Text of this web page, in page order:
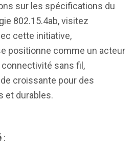
sur les spécifications du
802.15.4ab, visitez
cette initiative,
positionne comme un acteur
sans fil,
croissante pour des
et durables.
: